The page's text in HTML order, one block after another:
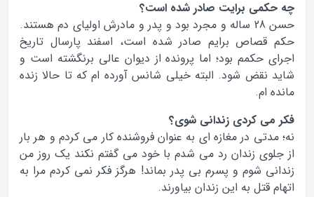
چه حکمی برایت صادر شده است؟
حسن 28 ساله و مجرد بود و پدر و مادرش اولیای دم هستند.
حکم قصاص برایم صادر شده است، اسفند پارسال تاریخ
اجرای حکمم بود؛ اما پرونده از دیوان عالی برنگشته است و
شاید نقض شود. البته خیلی شانس آورده ام که تا حالا زنده
مانده ام.
فکر می کردی زندانی شوی؟
نه؛ مدتی در مغازه ای به عنوان فروشنده کار می کردم و هر بار
از جلوی زندان رد می شدم با خود می گفتم نکند یک روز من
زندانی شوم و پسرم بی پدر بماند! هرگز فکر نمی کردم مرا به
اتهام قتل به این زندان بیاورند.